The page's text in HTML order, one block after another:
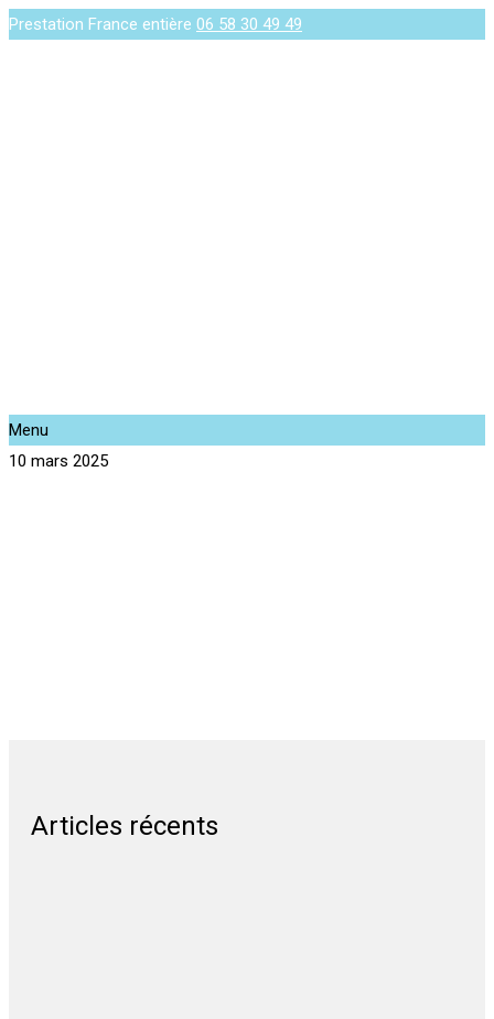
Prestation France entière 06 58 30 49 49
Menu
10 mars 2025
Articles récents